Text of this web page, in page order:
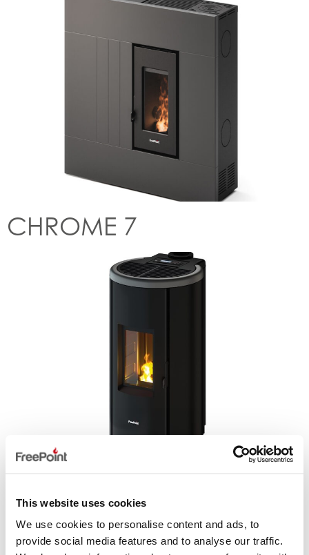
This website uses cookies
We use cookies to personalise content and ads, to
provide social media features and to analyse our traffic.
CHROME 7
FLOS 6